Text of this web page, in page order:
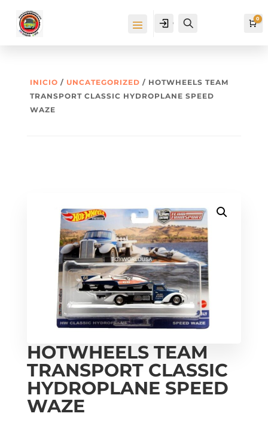
Cuenta 0
INICIO / UNCATEGORIZED / HOTWHEELS TEAM
TRANSPORT CLASSIC HYDROPLANE SPEED
WAZE
HOTWHEELS TEAM
TRANSPORT CLASSIC
HYDROPLANE SPEED
WAZE